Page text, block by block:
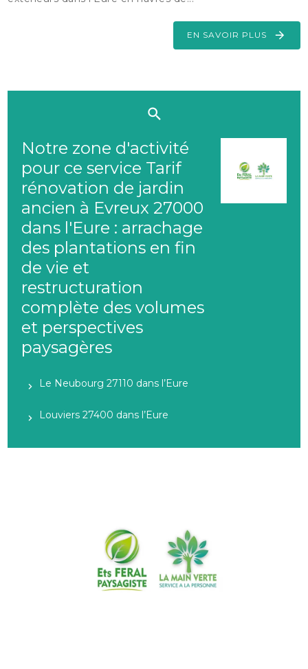
EN SAVOIR PLUS
Notre zone d'activité
pour ce service Tarif
rénovation de jardin
ancien à Evreux 27000
dans l'Eure : arrachage
des plantations en fin
de vie et
restructuration
complète des volumes
et perspectives
paysagères
Le Neubourg 27110 dans l’Eure
Louviers 27400 dans l’Eure